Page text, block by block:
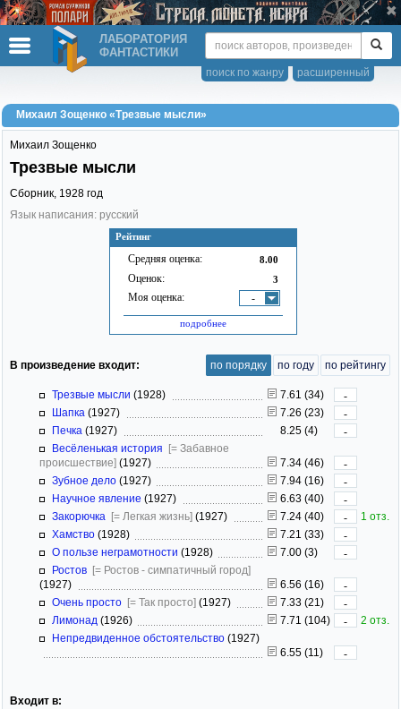
ЛАБОРАТОРИЯ
ФАНТАСТИКИ
расширенный
поиск по жанру
Михаил Зощенко «Трезвые мысли»
Рейтинг
Средняя оценка: 8.00
Оценок: 3
Моя оценка: -
подробнее
Михаил Зощенко
Трезвые мысли
Сборник, 1928 год
Язык написания: русский
В произведение входит: по порядку по году по рейтингу
Трезвые мысли (1928) 7.61 (34)
-
Шапка (1927) 7.26 (23)
-
Печка (1927) 8.25 (4)
-
Весёленькая история [= Забавное
происшествие] (1927) 7.34 (46)
-
Зубное дело (1927) 7.94 (16)
-
Научное явление (1927) 6.63 (40)
-
Закорючка [= Легкая жизнь] (1927) 7.24 (40) -
1 отз.
Хамство (1928) 7.21 (33)
-
О пользе неграмотности (1928) 7.00 (3)
-
Ростов [= Ростов - симпатичный город]
(1927)
6.56 (16)
-
Очень просто [= Так просто] (1927) 7.33 (21)
-
Лимонад (1926) 7.71 (104) -
2 отз.
Непредвиденное обстоятельство (1927)
6.55 (11)
-
Входит в: